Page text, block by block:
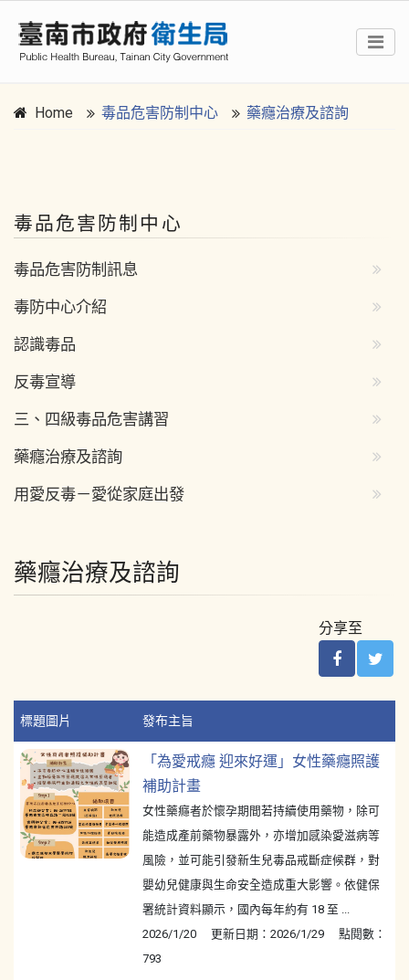
Home 毒品危害防制中心 藥癮治療及諮詢
毒品危害防制中心
毒品危害防制訊息
毒防中心介紹
認識毒品
反毒宣導
三、四級毒品危害講習
藥癮治療及諮詢
用愛反毒－愛從家庭出發
藥癮治療及諮詢
分享至
標題圖片 發布主旨
「為愛戒癮 迎來好運」女性藥癮照護
補助計畫
女性藥癮者於懷孕期間若持續使用藥物，除可
能造成產前藥物暴露外，亦增加感染愛滋病等
風險，並可能引發新生兒毒品戒斷症候群，對
嬰幼兒健康與生命安全造成重大影響。依健保
署統計資料顯示，國內每年約有 18 至 ...
2026/1/20 更新日期：2026/1/29 點閱數：
793